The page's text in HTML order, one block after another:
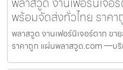
พร้อมจัดส่งทั่วไทย ราค
พลาสวูด งานเฟอร์นิเจอร์ตาก ข
ราคาถูก แผ่นพลาสวูด.com —บ